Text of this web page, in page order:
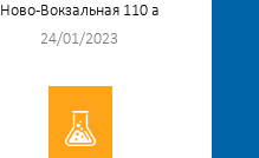
Ново-Вокзальная 110 а
24/01/2023